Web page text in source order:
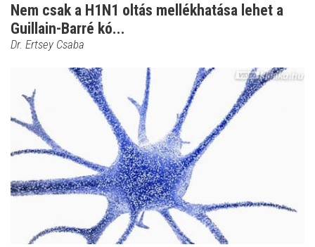
Nem csak a H1N1 oltás mellékhatása lehet a
Guillain-Barré kó...
Dr. Ertsey Csaba